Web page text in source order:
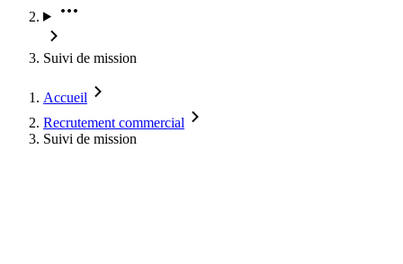
Suivi de mission
Accueil
Recrutement commercial
Suivi de mission